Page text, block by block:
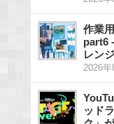
作業
part6
レン
2026
ッド